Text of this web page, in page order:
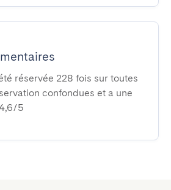
réservée 228 fois sur toutes
confondues et a une
5